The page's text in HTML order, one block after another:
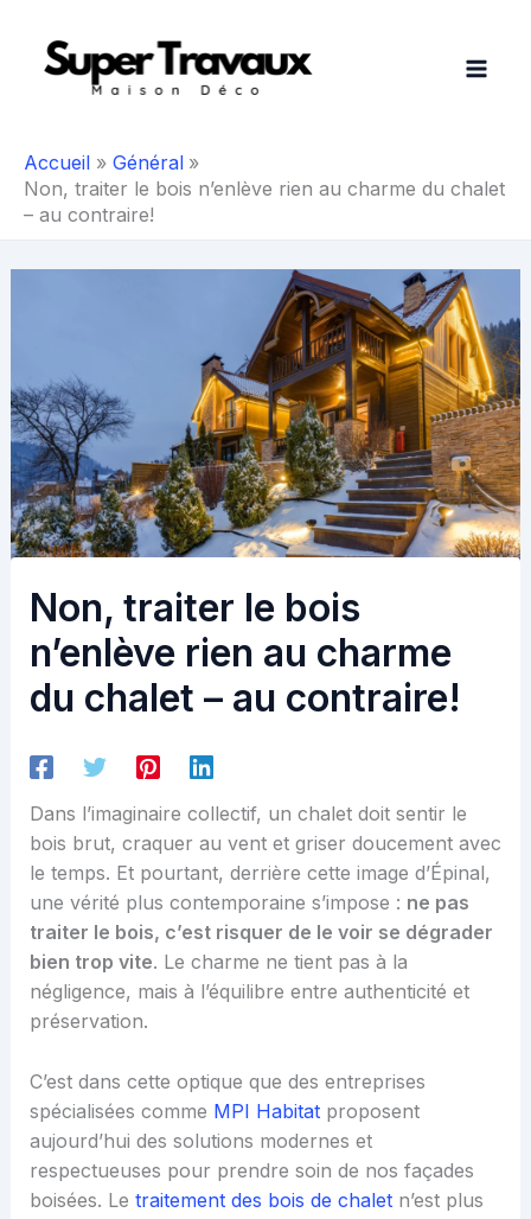
contenu
Accueil
Général
Non, traiter le bois n’enlève rien au charme du chalet
– au contraire!
Non, traiter le bois
n’enlève rien au charme
du chalet – au contraire!
Dans l’imaginaire collectif, un chalet doit sentir le
bois brut, craquer au vent et griser doucement avec
le temps. Et pourtant, derrière cette image d’Épinal,
une vérité plus contemporaine s’impose : ne pas
traiter le bois, c’est risquer de le voir se dégrader
bien trop vite. Le charme ne tient pas à la
négligence, mais à l’équilibre entre authenticité et
préservation.
C’est dans cette optique que des entreprises
spécialisées comme MPI Habitatproposent
aujourd’hui des solutions modernes et
respectueuses pour prendre soin de nos façades
boisées. Le traitement des bois de chaletn’est plus